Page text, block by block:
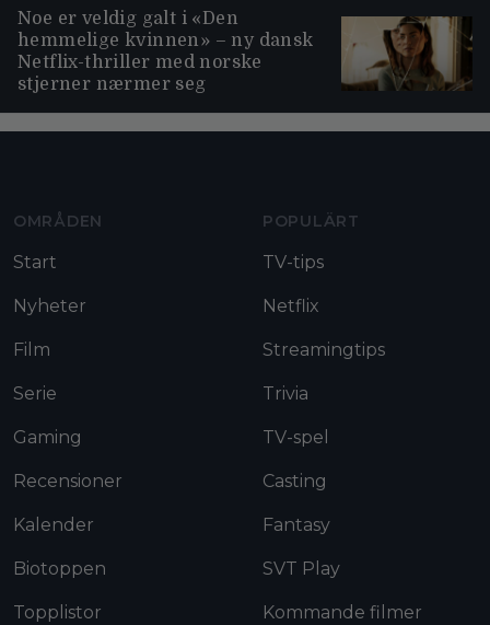
Noe er veldig galt i «Den
hemmelige kvinnen» – ny dansk
Netflix-thriller med norske
stjerner nærmer seg
OMRÅDEN
Start
Nyheter
Film
Serie
Gaming
Recensioner
Kalender
Biotoppen
Topplistor
POPULÄRT
TV-tips
Netflix
Streamingtips
Trivia
TV-spel
Casting
Fantasy
SVT Play
Kommande filmer